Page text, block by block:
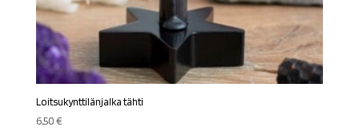
Loitsukynttilänjalka tähti
6,50€